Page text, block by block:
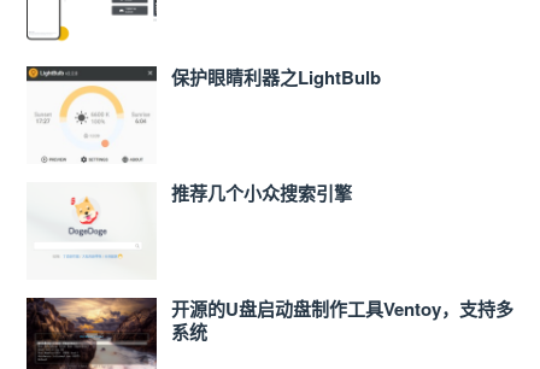
保护眼睛利器之LightBulb
推荐几个小众搜索引擎
开源的U盘启动盘制作工具Ventoy，支持多
系统